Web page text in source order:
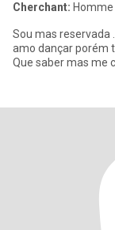
Cherchant:
Sou mas reservada
amo dançar porém tbm gostou de experimentar coisas novas ...
Que saber mas me